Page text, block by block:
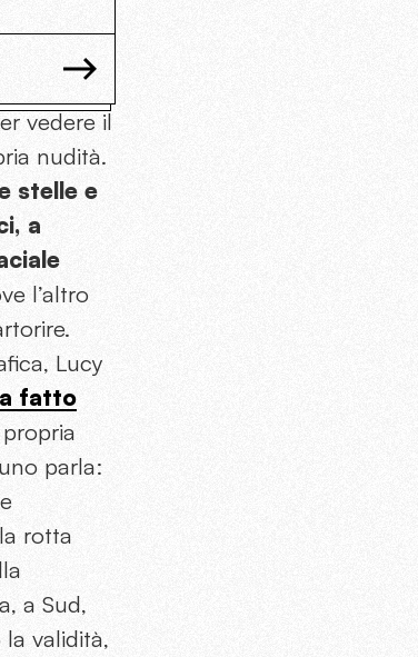
vedere il
nudità.
stelle e
a
l’altro
Lucy
fatto
parla:
rotta
a Sud,
validità,